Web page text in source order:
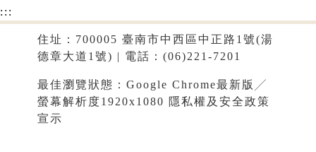
:::
住址：700005 臺南市中西區中正路1號(湯
德章大道1號) | 電話：(06)221-7201
最佳瀏覽狀態：Google Chrome最新版╱
螢幕解析度1920x1080 隱私權及安全政策
宣示